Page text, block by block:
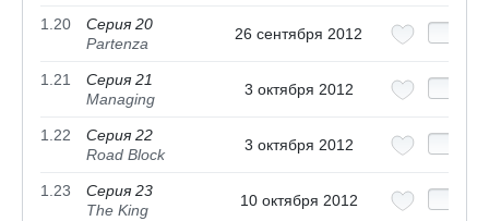
1.20
Серия 20
Partenza
26 сентября 2012
1.21
Серия 21
Managing
3 октября 2012
1.22
Серия 22
Road Block
3 октября 2012
1.23
Серия 23
The King
10 октября 2012